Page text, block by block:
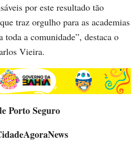
por este resultado tão
traz orgulho para as academias
toda a comunidade”, destaca o
Vieira.
Porto Seguro